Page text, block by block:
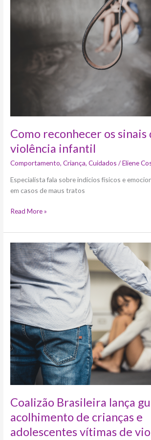
Como reconhecer os sinais
violência infantil
Comportamento,Criança,Cuidados /Eliene
Especialista fala sobre indícios físicos e
em casos de maus tratos
Read More »
Coalizão Brasileira lança
acolhimento de crianças e
adolescentes vítimas de
Coalizão
Brasileira
lança
guia
sobre
acolhimento
de
crianças
e
adolescentes
vítimas
de
violência